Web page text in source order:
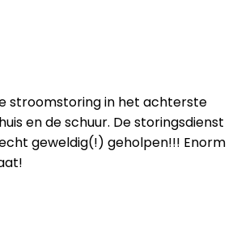
stroomstoring in het achterste
en de schuur. De storingsdienst
geweldig(!) geholpen!!! Enorm